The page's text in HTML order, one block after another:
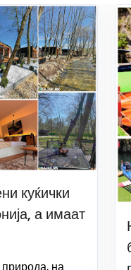
куќички
а имаат
на